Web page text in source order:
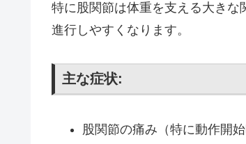
特に股関節は体重を支える大き
進行しやすくなります。
主な症状:
股関節の痛み（特に動作開始